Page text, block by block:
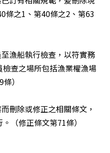
條之1、第40條之2、第63
漁船執行檢查，以符實務
查之場所包括漁業權漁場
）
刪除或修正之相關條文，
（修正條文第71條）